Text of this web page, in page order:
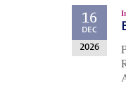
16
DEC
2026